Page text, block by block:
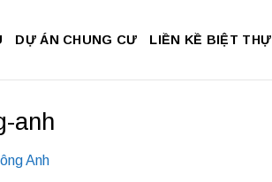
DỰ ÁN CHUNG CƯ LIỀN KỀ BIỆT THỰ
anh
Anh